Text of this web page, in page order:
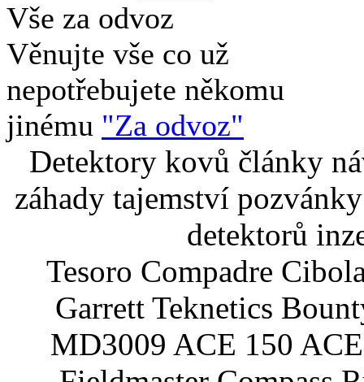
Vše za odvoz
Věnujte vše co už
nepotřebujete někomu
jinému "Za odvoz"
Detektory kovů články
záhady tajemství
detektorů
Tesoro Compadre
Garrett Teknetics
MD3009 ACE 150